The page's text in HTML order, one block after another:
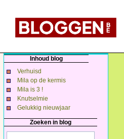
Inhoud blog
Verhuisd
Mila op de kermis
Mila is 3 !
Knutselmie
Gelukkig nieuwjaar
Zoeken in blog